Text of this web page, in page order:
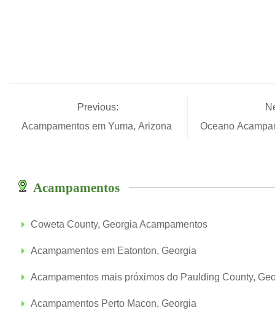
Previous:
Acampamentos em Yuma, Arizona
Oceano
Acampamentos
Coweta County, Georgia Acampamentos
Acampamentos em Eatonton, Georgia
Acampamentos mais próximos do Paulding County,
Acampamentos Perto Macon, Georgia